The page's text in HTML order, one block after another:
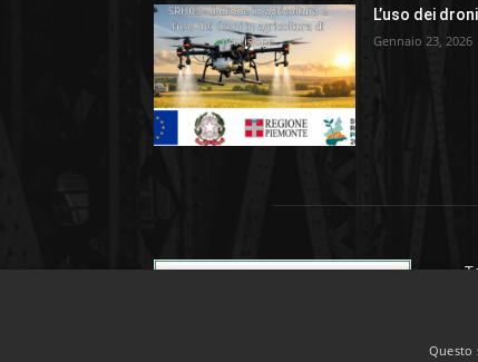
L’uso dei
Gennaio 23, 2026
Questo